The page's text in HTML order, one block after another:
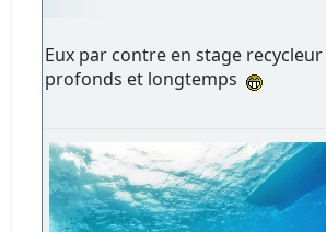
Eux par contre en stage
profonds et longtemps